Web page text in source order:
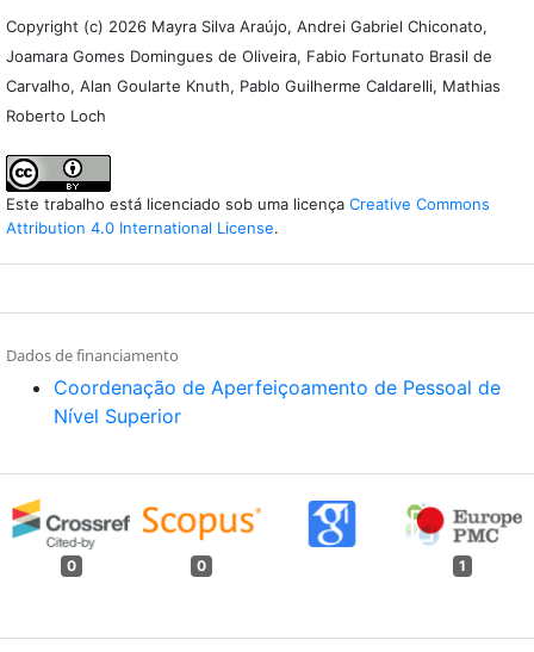
Copyright (c) 2026 Mayra Silva Araújo, Andrei Gabriel Chiconato,
Joamara Gomes Domingues de Oliveira, Fabio Fortunato Brasil de
Carvalho, Alan Goularte Knuth, Pablo Guilherme Caldarelli, Mathias
Roberto Loch
Este trabalho está licenciado sob uma licença Creative Commons
Attribution 4.0 International License.
Dados de financiamento
Coordenação de Aperfeiçoamento de Pessoal de
Nível Superior
0 0 1